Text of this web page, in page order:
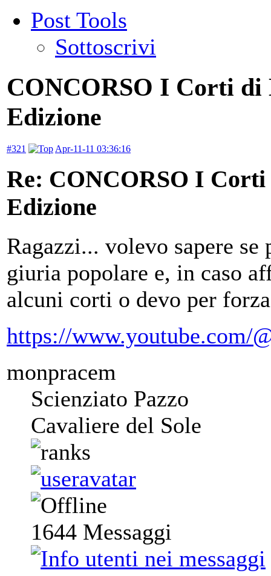
Post Tools
Sottoscrivi
CONCORSO I Corti di
Edizione
#321 Apr-11-11 03:36:16
Re: CONCORSO I
Edizione
Ragazzi... volevo sapere se
giuria popolare e, in caso
alcuni corti o devo per
https://www.youtube.com/
monpracem
Scienziato Pazzo
Cavaliere del Sole
1644 Messaggi